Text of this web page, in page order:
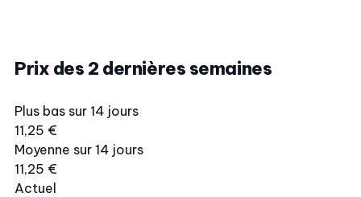
Prix des 2 dernières semaines
Plus bas sur 14 jours
11,25 €
Moyenne sur 14 jours
11,25 €
Actuel